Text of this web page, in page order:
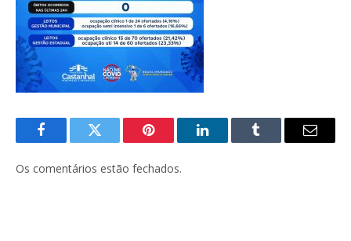
FacebookTwitter Pinterest O
Tumblr
E-
Os comentários estão fechados.